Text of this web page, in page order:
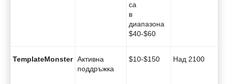
са
в
диапазона
$40-$60
TemplateMonster Активна
поддръжка
$10-$150 Над 2100